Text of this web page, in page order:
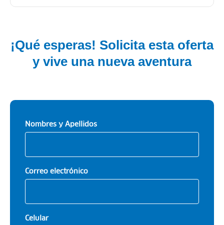
¡Qué esperas! Solicita esta oferta
y vive una nueva aventura
Nombres y Apellidos
Correo electrónico
Celular